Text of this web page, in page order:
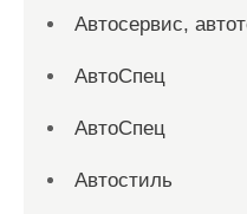
Автосервис,
АвтоСпец
АвтоСпец
Автостиль